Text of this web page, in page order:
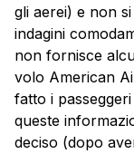
gli aerei) e non
indagini
non fornisce
volo American
fatto i
queste
deciso (dopo